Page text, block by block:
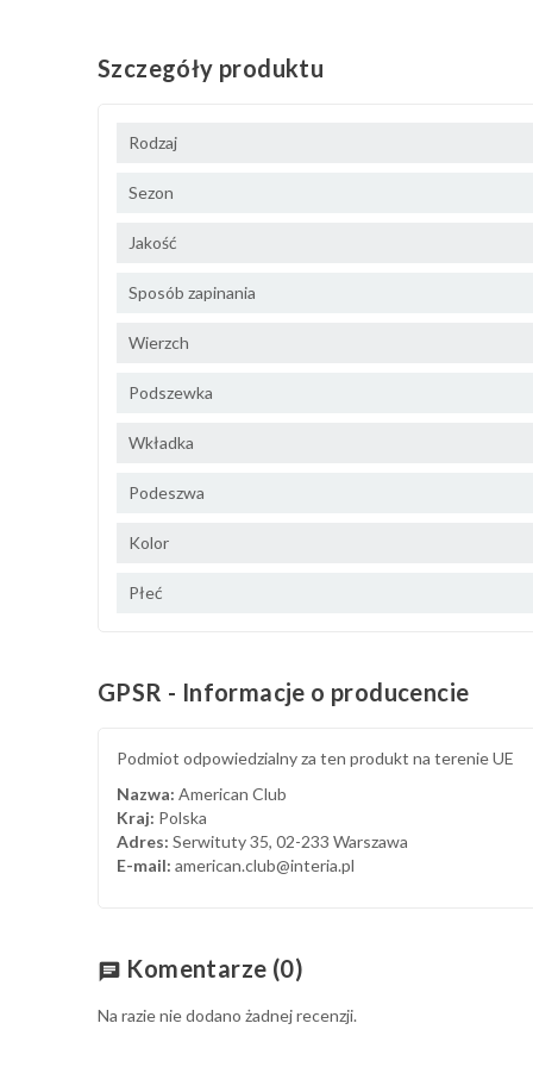
Szczegóły produktu
Rodzaj
Sezon
Jakość
Sposób zapinania
Wierzch
Podszewka
Wkładka
Podeszwa
Kolor
Płeć
GPSR - Informacje o producencie
Podmiot odpowiedzialny za ten produkt na terenie UE
Nazwa: American Club
Kraj: Polska
Adres: Serwituty 35, 02-233 Warszawa
E-mail: american.club@interia.pl
chat Komentarze (0)
Na razie nie dodano żadnej recenzji.